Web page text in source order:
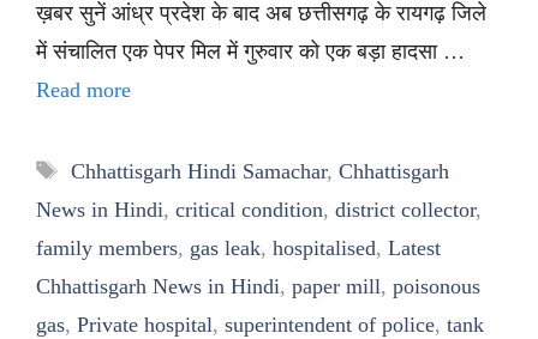
ख़बर सुनें आंध्र प्रदेश के बाद अब छत्तीसगढ़ के रायगढ़ जिले
में संचालित एक पेपर मिल में गुरुवार को एक बड़ा हादसा …
Read more
Tags
Chhattisgarh Hindi Samachar, Chhattisgarh
News in Hindi, critical condition, district collector,
family members, gas leak, hospitalised, Latest
Chhattisgarh News in Hindi, paper mill, poisonous
gas, Private hospital, superintendent of police, tank